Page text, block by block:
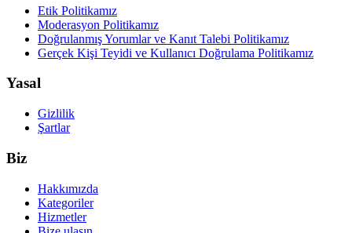
Etik Politikamız
Moderasyon Politikamız
Doğrulanmış Yorumlar ve Kanıt Talebi Politikamız
Gerçek Kişi Teyidi ve Kullanıcı Doğrulama Politikamız
Yasal
Gizlilik
Şartlar
Biz
Hakkımızda
Kategoriler
Hizmetler